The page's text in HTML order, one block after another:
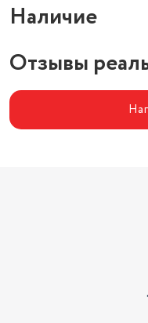
Наличие
Отзывы